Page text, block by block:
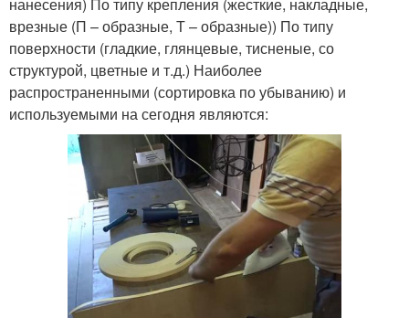
врезные (П – образные, Т – образные)) По типу
поверхности (гладкие, глянцевые, тисненые, со
структурой, цветные и т.д.) Наиболее
распространенными (сортировка по убыванию) и
используемыми на сегодня являются: